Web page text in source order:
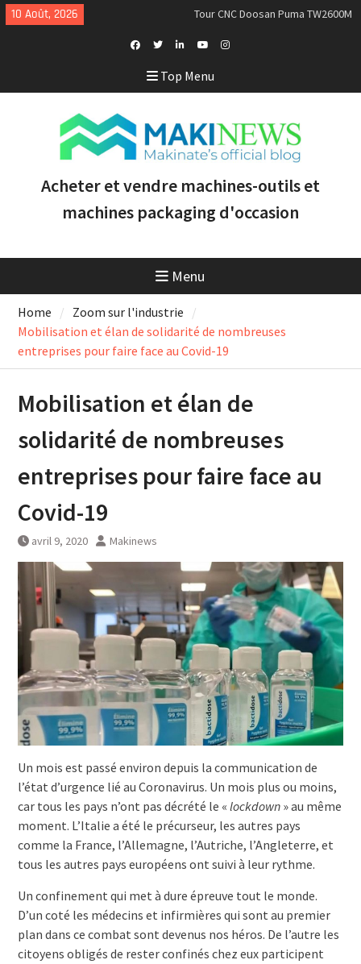
Skip
to
10 Août, 2026
Tour CNC Doosan Puma TW2600M
Nous achetons des tours Mazak
contrôle Smooth et de la
CNC idéal pour augmenter la
productivité et la rentabilité
Facebook
TwitterLinkedin
Profile
Youtube
Top Menu
Acheter et vendre machines-outils et
machines packaging d'occasion
Menu
Home
Zoom sur l'industrie
Mobilisation et élan de solidarité de nombreuses
entreprises pour faire face au Covid-19
Mobilisation et élan de
solidarité de nombreuses
entreprises pour faire face au
Covid-19
avril 9, 2020 Makinews
Un mois est passé environ depuis la communication de
l’état d’urgence lié au Coronavirus. Un mois plus ou moins,
car tous les pays n’ont pas décrété le « lockdown » au même
moment. L’Italie a été le précurseur, les autres pays
comme la France, l’Allemagne, l’Autriche, l’Angleterre, et
tous les autres pays européens ont suivi à leur rythme.
Un confinement qui met à dure épreuve tout le monde.
D’un coté les médecins et infirmières qui sont au premier
plan dans ce combat sont devenus nos héros. De l’autre les
citoyens obligés de rester confinés chez eux participent